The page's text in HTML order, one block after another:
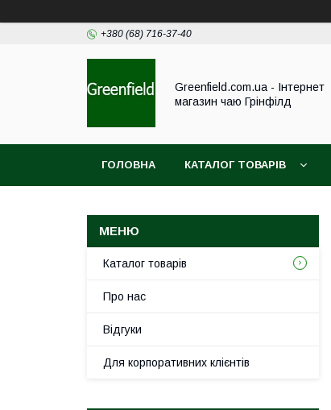
+380 (68) 716-37-40
Greenfield.com.ua - Інтернет
магазин чаю Грінфілд
ГОЛОВНА КАТАЛОГ ТОВАРІВ
Каталог товарів
Про нас
Відгуки
Для корпоративних клієнтів